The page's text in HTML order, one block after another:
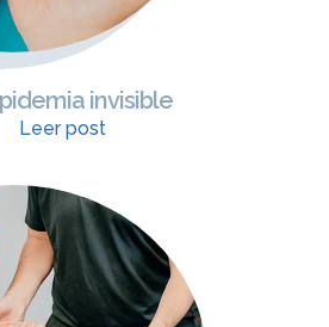
invisible
Leer post